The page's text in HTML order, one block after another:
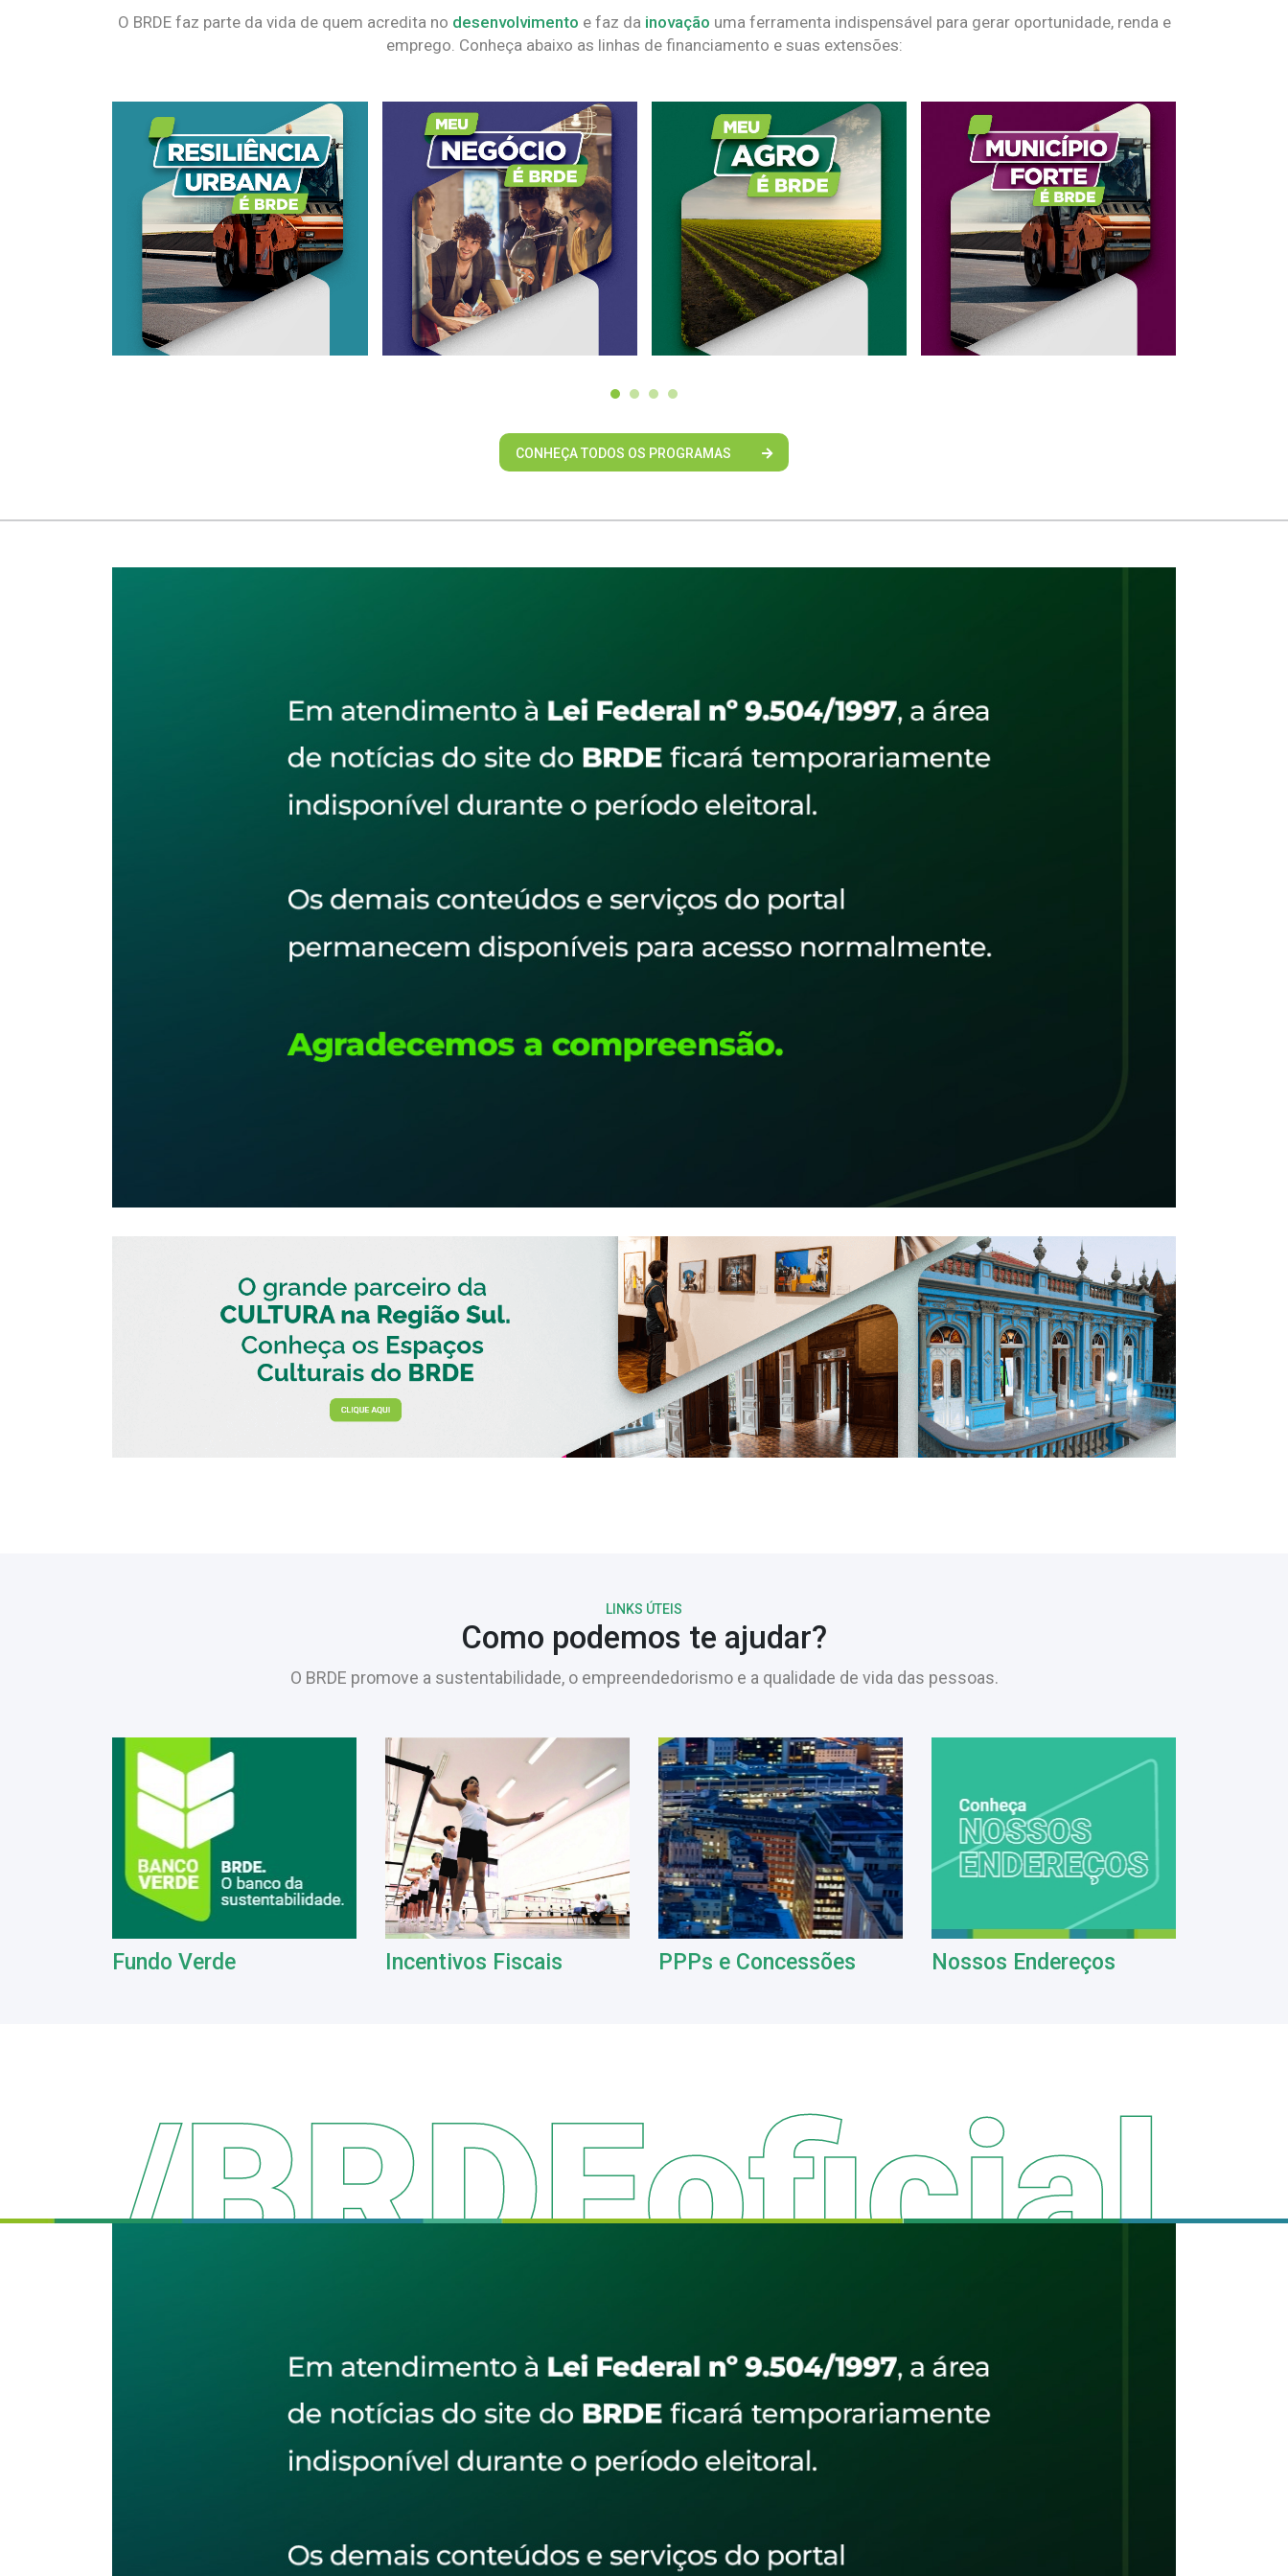
O BRDE faz parte da vida de quem acredita no desenvolvimento e faz da inovação uma ferramenta indispensável para gerar oportunidade, renda e
emprego. Conheça abaixo as linhas de financiamento e suas extensões:
CONHEÇA TODOS OS PROGRAMAS
LINKS ÚTEIS
Como podemos te ajudar?
O BRDE promove a sustentabilidade, o empreendedorismo e a qualidade de vida das pessoas.
Fundo Verde Incentivos Fiscais PPPs e Concessões Nossos Endereços